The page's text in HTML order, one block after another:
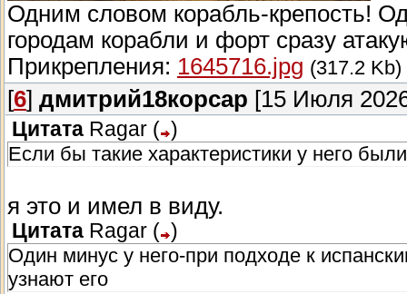
Одним словом корабль-крепость!
городам корабли и форт сразу
Прикрепления: 1645716.jpg (317.2 Kb)
[6] дмитрий18корсар [15 Июля
Цитата Ragar ( )
Если бы такие характеристики у него
я это и имел в виду.
Цитата Ragar ( )
Один минус у него-при подходе к
узнают его